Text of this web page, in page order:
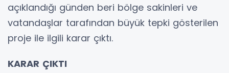
açıklandığı günden beri bölge sakinleri ve
vatandaşlar tarafından büyük tepki gösterilen
proje ile ilgili karar çıktı.
KARAR ÇIKTI